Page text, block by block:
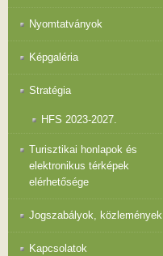
Nyomtatványok
Képgaléria
Stratégia
HFS 2023-2027.
Turisztikai honlapok és
elektronikus térképek
elérhetősége
Jogszabályok, közlemények
Kapcsolatok